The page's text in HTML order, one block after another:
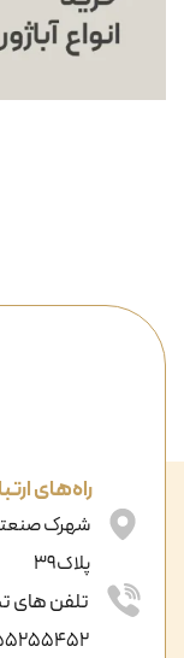
راه‌های
شهرک صنعتی
پلاک39
تلفن های